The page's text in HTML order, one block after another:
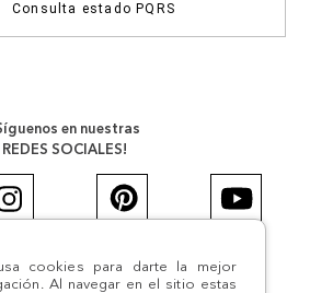
usa cookies para darte la mejor
Al navegar en el sitio estas
Consulta estado PQRS
en nuestras
REDES SOCIALES!
#AerieREALCOL